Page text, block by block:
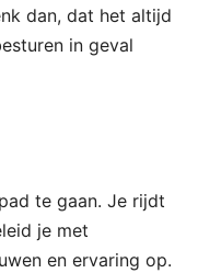
dan, dat het altijd
in geval
te gaan. Je rijdt
je met
en ervaring op.